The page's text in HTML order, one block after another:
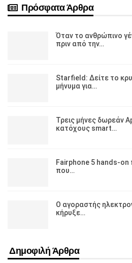
Πρόσφατα Άρθρα
Όταν το ανθρώπινο
πριν από την…
Starfield: Δείτε το
μήνυμα για…
Τρεις μήνες δωρεάν
κατόχους smart…
Fairphone 5 hands-
που…
Ο αγοραστής
κήρυξε…
Δημοφιλή Άρθρα